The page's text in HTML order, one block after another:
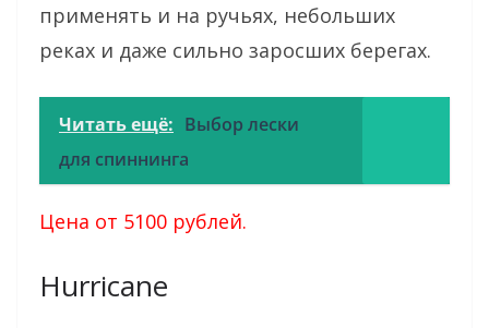
применять и на ручьях, небольших
реках и даже сильно заросших берегах.
Читать ещё: Выбор лески
для спиннинга
Цена от 5100 рублей.
Hurricane